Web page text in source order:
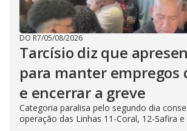
DO R7/05/08/2026
Tarcísio diz que
para manter empregos
e encerrar a greve
Categoria paralisa pelo segundo dia
operação das Linhas 11-Coral, 12-Safira e